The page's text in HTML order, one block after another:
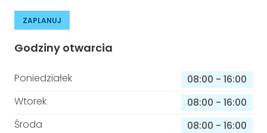
ZAPLANUJ
Godziny otwarcia
Poniedziałek 08:00 - 16:00
Wtorek
08:00 - 16:00
Środa
08:00 - 16:00